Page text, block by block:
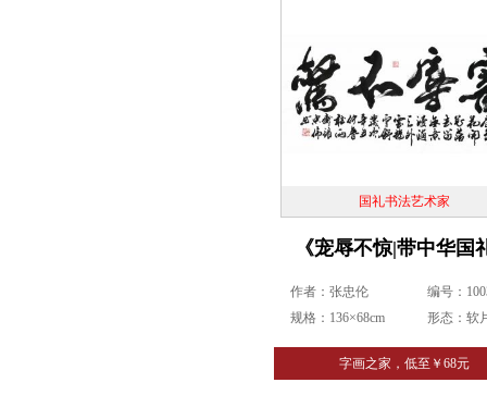
国礼书法艺术家
《宠辱不惊|带中华国
作者：张忠伦
规格：136×68cm
编号：
形态：软
字画之家，低至￥68元